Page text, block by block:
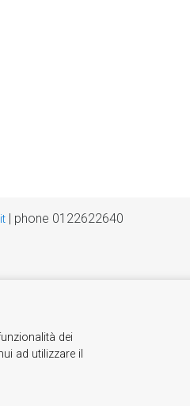
| phone 0122622640
dei
ad utilizzare il